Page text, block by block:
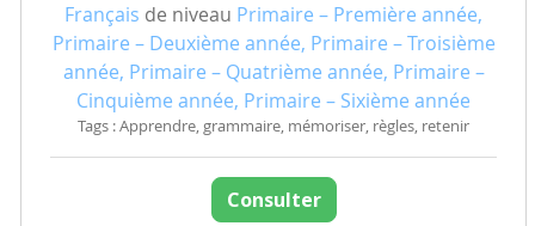
Français de niveau Primaire – Première année,
Primaire – Deuxième année, Primaire – Troisième
année, Primaire – Quatrième année, Primaire –
Cinquième année, Primaire – Sixième année
Tags : Apprendre, grammaire, mémoriser, règles, retenir
Consulter